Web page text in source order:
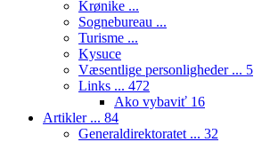
Krønike ...
Sognebureau ...
Turisme ...
Kysuce
Væsentlige personligheder ... 5
Links ... 472
Ako vybaviť 16
Artikler ... 84
Generaldirektoratet ... 32